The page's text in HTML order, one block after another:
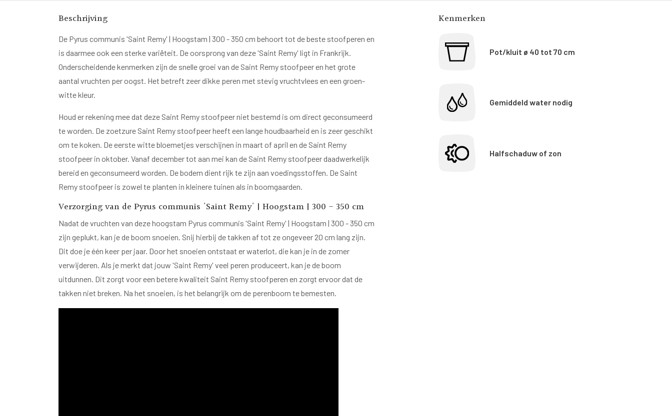
Beschrijving
De Pyrus communis 'Saint Remy' | Hoogstam | 300 - 350 cm behoort tot de beste stoofperen en
is daarmee ook een sterke variëteit. De oorsprong van deze 'Saint Remy' ligt in Frankrijk.
Onderscheidende kenmerken zijn de snelle groei van de Saint Remy stoofpeer en het grote
aantal vruchten per oogst. Het betreft zeer dikke peren met stevig vruchtvlees en een groen-
witte kleur.
Houd er rekening mee dat deze Saint Remy stoofpeer niet bestemd is om direct geconsumeerd
te worden. De zoetzure Saint Remy stoofpeer heeft een lange houdbaarheid en is zeer geschikt
om te koken. De eerste witte bloemetjes verschijnen in maart of april en de Saint Remy
stoofpeer in oktober. Vanaf december tot aan mei kan de Saint Remy stoofpeer daadwerkelijk
bereid en geconsumeerd worden. De bodem dient rijk te zijn aan voedingsstoffen. De Saint
Remy stoofpeer is zowel te planten in kleinere tuinen als in boomgaarden.
Verzorging van de Pyrus communis 'Saint Remy' | Hoogstam | 300 - 350 cm
Nadat de vruchten van deze hoogstam Pyrus communis 'Saint Remy' | Hoogstam | 300 - 350 cm
zijn geplukt, kan je de boom snoeien. Snij hierbij de takken af tot ze ongeveer 20 cm lang zijn.
Dit doe je één keer per jaar. Door het snoeien ontstaat er waterlot, die kan je in de zomer
verwijderen. Als je merkt dat jouw 'Saint Remy' veel peren produceert, kan je de boom
uitdunnen. Dit zorgt voor een betere kwaliteit Saint Remy stoofperen en zorgt ervoor dat de
takken niet breken. Na het snoeien, is het belangrijk om de perenboom te bemesten.
Kenmerken
Pot/kluit ø 40 tot 70 cm
Gemiddeld water nodig
Halfschaduw of zon